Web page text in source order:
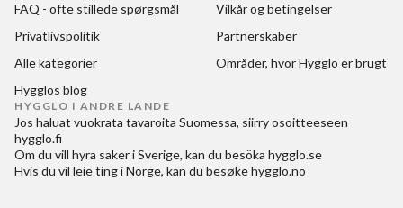
FAQ - ofte stillede spørgsmål
Vilkår og betingelser
Privatlivspolitik
Partnerskaber
Alle kategorier
Områder, hvor Hygglo er brugt
Hygglos blog
HYGGLO I ANDRE LANDE
Jos haluat vuokrata tavaroita Suomessa, siirry osoitteeseen
hygglo.fi
Om du vill hyra saker i Sverige, kan du besöka hygglo.se
Hvis du vil leie ting i Norge, kan du besøkehygglo.no